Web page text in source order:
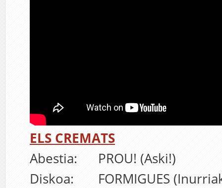
ELS CREMATS
Abestia: PROU! (Aski!)
Diskoa: FORMIGUES